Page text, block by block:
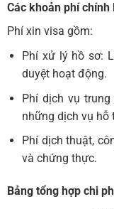
Các khoản phí
Phí xin visa gồm:
Phí xử lý hồ sơ:
duyệt hoạt động.
Phí dịch vụ
những dịch vụ hỗ
Phí dịch thuật,
và chứng thực.
Bảng tổng hợp chi